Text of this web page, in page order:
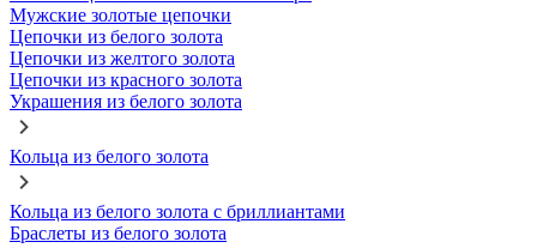
Мужские золотые цепочки
Цепочки из белого золота
Цепочки из желтого золота
Цепочки из красного золота
Украшения из белого золота
Кольца из белого золота
Кольца из белого золота с бриллиантами
Браслеты из белого золота